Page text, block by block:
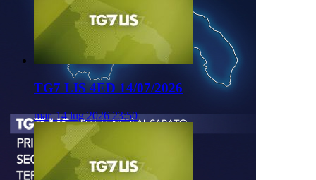
TG7 LIS 4ED 14/07/2026
mar, 14 lug 2026 23:50